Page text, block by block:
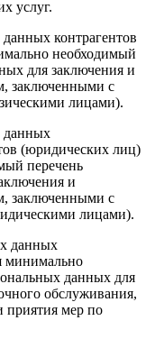
услуг.
контрагентов
необходимый
для заключения и
заключенными с
лицами).
данных
(юридических лиц)
перечень
и
заключенными с
лицами).
данных
минимально
данных для
обслуживания,
приятия мер по